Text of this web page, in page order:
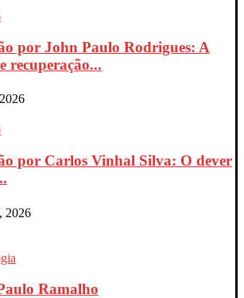
por John Paulo Rodrigues: A
recuperação...
por Carlos Vinhal Silva: O dever
2026
Ramalho